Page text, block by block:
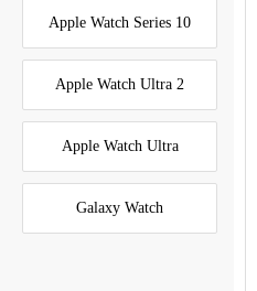
Apple Watch Series 10
Apple Watch Ultra 2
Apple Watch Ultra
Galaxy Watch